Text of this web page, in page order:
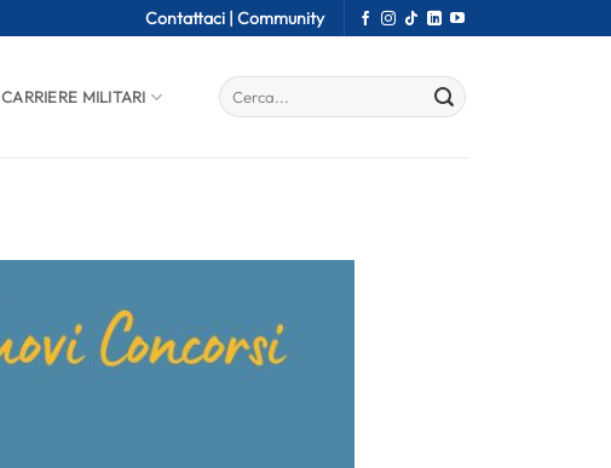
Contattaci | Community
CARRIERE MILITARI